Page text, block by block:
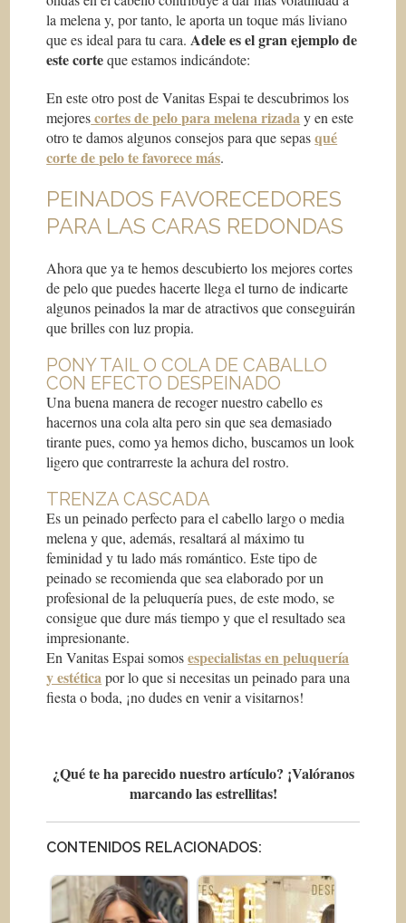
la melena y, por tanto, le aporta un toque más liviano
que es ideal para tu cara. Adele es el gran ejemplo de
este corteque estamos indicándote:
En este otro post de Vanitas Espai te descubrimos los
mejorescortes de pelo para melena rizaday en este
otro te damos algunos consejos para que sepasqué
corte de pelo te favorece más.
PEINADOS FAVORECEDORES
PARA LAS CARAS REDONDAS
Ahora que ya te hemos descubierto los mejores cortes
de pelo que puedes hacerte llega el turno de indicarte
algunos peinados la mar de atractivos que conseguirán
que brilles con luz propia.
PONY TAIL O COLA DE CABALLO
CON EFECTO DESPEINADO
Una buena manera de recoger nuestro cabello es
hacernos una cola alta pero sin que sea demasiado
tirante pues, como ya hemos dicho, buscamos un look
ligero que contrarreste la achura del rostro.
TRENZA CASCADA
Es un peinado perfecto para el cabello largo o media
melena y que, además, resaltará al máximo tu
feminidad y tu lado más romántico. Este tipo de
peinado se recomienda que sea elaborado por un
profesional de la peluquería pues, de este modo, se
consigue que dure más tiempo y que el resultado sea
impresionante.
En Vanitas Espai somosespecialistas en peluquería
y estéticapor lo que si necesitas un peinado para una
fiesta o boda, ¡no dudes en venir a visitarnos!
¿Qué te ha parecido nuestro artículo? ¡Valóranos
marcando las estrellitas!
CONTENIDOS RELACIONADOS: